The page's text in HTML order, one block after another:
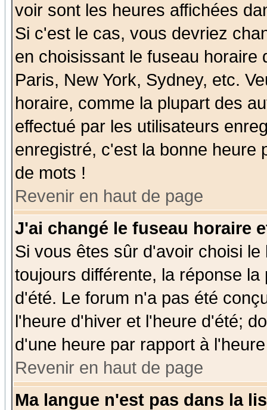
voir sont les heures affichées
Si c'est le cas, vous devriez
en choisissant le fuseau
Paris, New York, Sydney, etc.
horaire, comme la plupart des
effectué par les utilisateurs
enregistré, c'est la bonne heure
de mots !
Revenir en haut de page
J'ai changé le fuseau horaire
Si vous êtes sûr d'avoir choisi
toujours différente, la réponse
d'été. Le forum n'a pas été
l'heure d'hiver et l'heure d'été;
d'une heure par rapport à
Revenir en haut de page
Ma langue n'est pas dans la